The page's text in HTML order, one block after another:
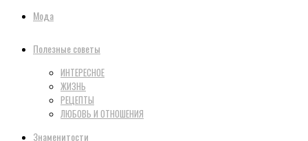
Мода
Полезные советы
ИНТЕРЕСНОЕ
ЖИЗНЬ
РЕЦЕПТЫ
ЛЮБОВЬ И ОТНОШЕНИЯ
Знаменитости